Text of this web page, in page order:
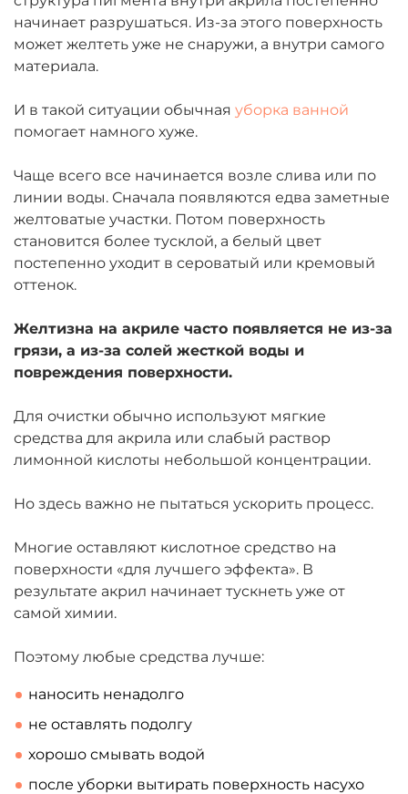
начинает разрушаться. Из-за этого поверхность
может желтеть уже не снаружи, а внутри самого
материала.
И в такой ситуации обычная уборка ванной
помогает намного хуже.
Чаще всего все начинается возле слива или по
линии воды. Сначала появляются едва заметные
желтоватые участки. Потом поверхность
становится более тусклой, а белый цвет
постепенно уходит в сероватый или кремовый
оттенок.
Желтизна на акриле часто появляется не из-за
грязи, а из-за солей жесткой воды и
повреждения поверхности.
Для очистки обычно используют мягкие
средства для акрила или слабый раствор
лимонной кислоты небольшой концентрации.
Но здесь важно не пытаться ускорить процесс.
Многие оставляют кислотное средство на
поверхности «для лучшего эффекта». В
результате акрил начинает тускнеть уже от
самой химии.
Поэтому любые средства лучше:
наносить ненадолго
не оставлять подолгу
хорошо смывать водой
после уборки вытирать поверхность насухо